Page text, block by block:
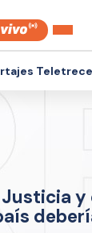
Teletrece
y